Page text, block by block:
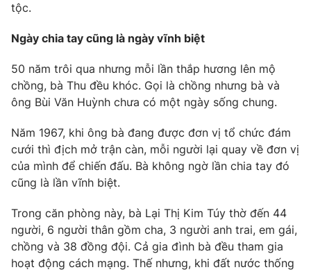
® Cấm sao chép dưới mọi hình thức nếu không có sự chấp
thuận bằng văn bản. Ghi rõ nguồn VTV.vn khi phát hành lại
thông tin từ website này.
tộc.
Ngày chia tay cũng là ngày vĩnh biệt
50 năm trôi qua nhưng mỗi lần thắp hương lên mộ
chồng, bà Thu đều khóc. Gọi là chồng nhưng bà và
ông Bùi Văn Huỳnh chưa có một ngày sống chung.
Năm 1967, khi ông bà đang được đơn vị tổ chức đám
cưới thì địch mở trận càn, mỗi người lại quay về đơn vị
của mình để chiến đấu. Bà không ngờ lần chia tay đó
cũng là lần vĩnh biệt.
Trong căn phòng này, bà Lại Thị Kim Túy thờ đến 44
người, 6 người thân gồm cha, 3 người anh trai, em gái,
chồng và 38 đồng đội. Cả gia đình bà đều tham gia
hoạt động cách mạng. Thế nhưng, khi đất nước thống